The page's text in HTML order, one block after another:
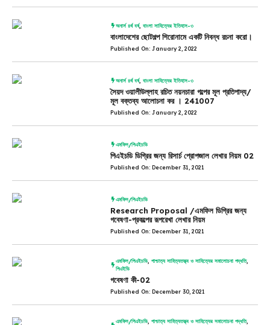
অনার্স ৪র্থ বর্ষ,বাংলা সাহিত্যের ইতিহাস-৩
বাংলাদেশের ছোটগল্প শিরোনামে একটি নিবন্ধ রচনা করো।
Published On: January 2, 2022
অনার্স ৪র্থ বর্ষ,বাংলা সাহিত্যের ইতিহাস-৩
সৈয়দ ওয়ালীউল্লাহ রচিত নয়নচারা গল্পের মূল প্রতিপাদ্য/
মূল বক্তব্য আলোচনা কর । 241007
Published On: January 2, 2022
এমফিল/পিএইচডি
পিএইচডি ডিগ্রির জন্য রিসার্চ প্রোপজাল লেখার নিয়ম 02
Published On: December 31, 2021
এমফিল/পিএইচডি
Research Proposal /এমফিল ডিগ্রির জন্য
গবেষণা-প্রকল্পের রূপরেখা লেখার নিয়ম
Published On: December 31, 2021
এমফিল/পিএইচডি,পাশ্চাত্য সাহিত্যতত্ত্ব ও সাহিত্যের সমালোচনা পদ্ধতি,
পিএইডি
গবেষণা কী-02
Published On: December 30, 2021
এমফিল/পিএইচডি,পাশ্চাত্য সাহিত্যতত্ত্ব ও সাহিত্যের সমালোচনা পদ্ধতি,